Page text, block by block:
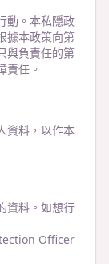
動。本私隱政
據本政策向第
與負責任的第
責任。
資料，以作本
資料。如想行
Officer